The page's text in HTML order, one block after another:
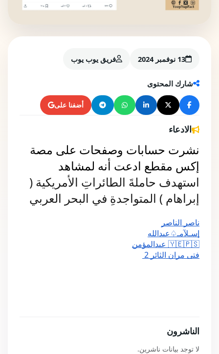
13 نوفمبر 2024 فريق يوب يوب
شارك المحتوى
أضفنا على
الادعاء
إكس مقطع ادعت أنه لمشاهد
إبراهام ) المتواجدةِ في البحر العربي
ناصر الناصر
إسـلآمـ♤عبدالله
عبدالمؤمن 🇾🇪🇵🇸
فتى مران الثائر 2
الناشرون
لا توجد بيانات ناشرين.